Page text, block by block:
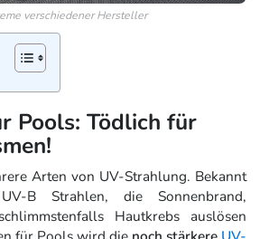
verschiedener Hersteller
Pools: Tödlich für
Arten von UV-Strahlung. Bekannt
B Strahlen, die Sonnenbrand,
Hautkrebs auslösen